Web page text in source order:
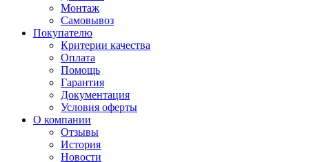
Монтаж
Самовывоз
Покупателю
Критерии качества
Оплата
Помощь
Гарантия
Документация
Условия оферты
О компании
Отзывы
История
Новости